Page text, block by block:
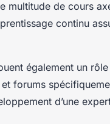
multitude de cours
continu
également un
forums
d’une